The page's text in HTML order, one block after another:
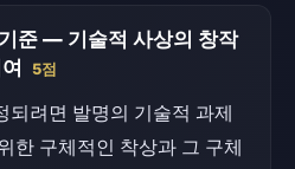
준 — 기술적 사상의 창작
5점
되려면 발명의 기술적 과제
한 구체적인 착상과 그 구체